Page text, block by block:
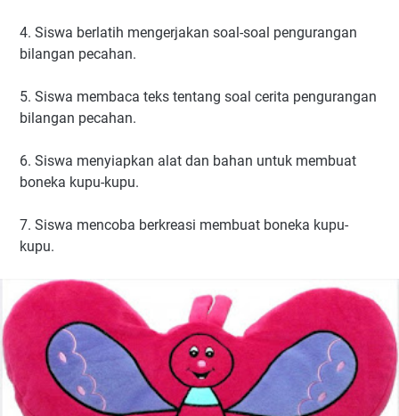
4. Siswa berlatih mengerjakan soal-soal pengurangan
bilangan pecahan.
5. Siswa membaca teks tentang soal cerita pengurangan
bilangan pecahan.
6. Siswa menyiapkan alat dan bahan untuk membuat
boneka kupu-kupu.
7. Siswa mencoba berkreasi membuat boneka kupu-
kupu.